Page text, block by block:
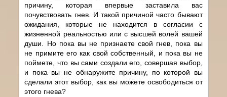
причину, которая впервые заставила вас
почувствовать гнев. И такой причиной часто бывают
ожидания, которые не находится в согласии с
жизненной реальностью или с высшей волей вашей
души. Но пока вы не признаете свой гнев, пока вы
не примите его как свой собственный, и пока вы не
поймете, что вы сами создали его, совершая выбор,
и пока вы не обнаружите причину, по которой вы
сделали этот выбор, как вы можете освободиться от
этого гнева?